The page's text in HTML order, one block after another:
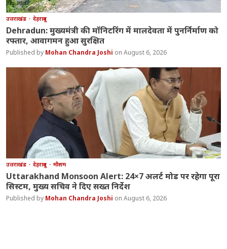
उत्तराखंड देहरादून
Dehradun: मुख्यमंत्री की मॉनिटरिंग में मालदेवता में पुनर्निर्माण को
रफ्तार, आवागमन हुआ सुरक्षित
Mohan Chandra Joshi August 6, 2026
उत्तराखंड देहरादून मौसम
Uttarakhand Monsoon Alert: 24×7 अलर्ट मोड पर रहेगा पूरा
सिस्टम, मुख्य सचिव ने दिए सख्त निर्देश
Mohan Chandra Joshi August 6, 2026